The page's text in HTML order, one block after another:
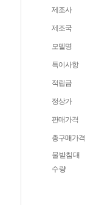
제조사
제조국
모델명
특이사항
적립금
정상가
판매가격
총구매가격
물받침대
수량